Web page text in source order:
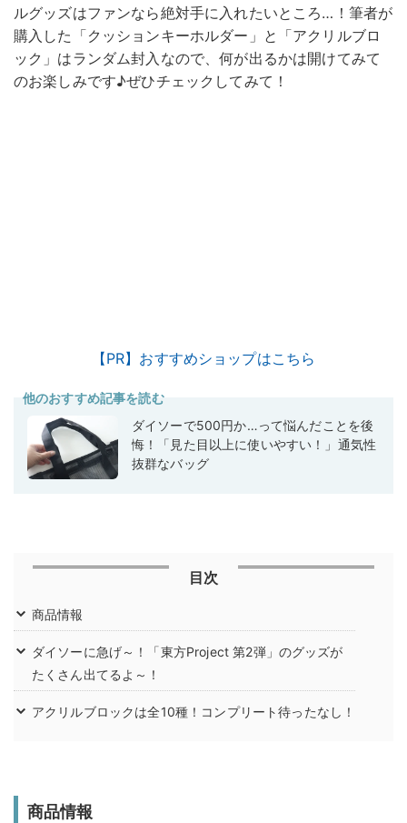
ルグッズはファンなら絶対手に入れたいところ…！筆者が
購入した「クッションキーホルダー」と「アクリルブロ
ック」はランダム封入なので、何が出るかは開けてみて
のお楽しみです♪ぜひチェックしてみて！
【PR】おすすめショップはこちら
他のおすすめ記事を読む
ダイソーで500円か…って悩んだことを後
悔！「見た目以上に使いやすい！」通気性
抜群なバッグ
目次
商品情報
ダイソーに急げ～！「東方Project 第2弾」のグッズが
たくさん出てるよ～！
アクリルブロックは全10種！コンプリート待ったなし！
商品情報